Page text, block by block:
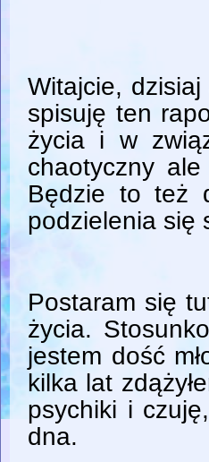
Witajcie,
spisuję ten
życia i w
chaotyczny
Będzie to też
podzielenia się
Postaram się
życia.
jestem dość
kilka lat
psychiki i
dna.